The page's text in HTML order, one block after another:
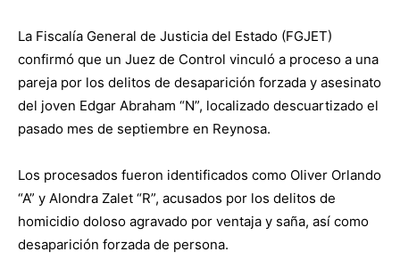
La Fiscalía General de Justicia del Estado (FGJET)
confirmó que un Juez de Control vinculó a proceso a una
pareja por los delitos de desaparición forzada y asesinato
del joven Edgar Abraham “N”, localizado descuartizado el
pasado mes de septiembre en Reynosa.
Los procesados fueron identificados como Oliver Orlando
“A” y Alondra Zalet “R”, acusados por los delitos de
homicidio doloso agravado por ventaja y saña, así como
desaparición forzada de persona.